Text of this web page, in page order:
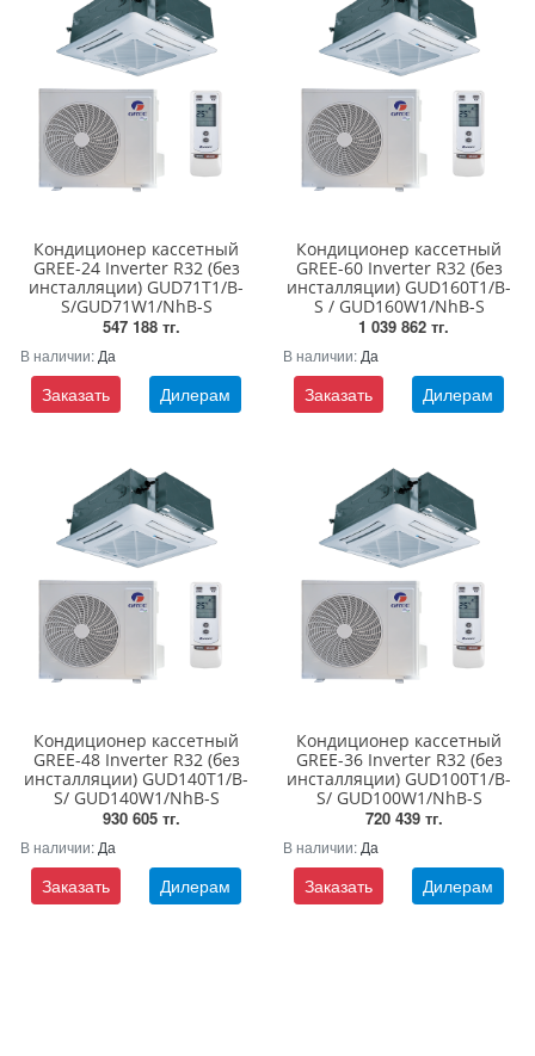
Кондиционер кассетный
GREE-24 Inverter R32 (без
инсталляции) GUD71T1/B-
S/GUD71W1/NhB-S
547 188 тг.
В наличии: Да
Заказать Дилерам
Кондиционер кассетный
GREE-60 Inverter R32 (без
инсталляции) GUD160T1/B-
S / GUD160W1/NhB-S
1 039 862 тг.
В наличии: Да
Заказать Дилерам
Кондиционер кассетный
GREE-48 Inverter R32 (без
инсталляции) GUD140T1/B-
S/ GUD140W1/NhB-S
930 605 тг.
В наличии: Да
Заказать Дилерам
Кондиционер кассетный
GREE-36 Inverter R32 (без
инсталляции) GUD100T1/B-
S/ GUD100W1/NhB-S
720 439 тг.
В наличии: Да
Заказать Дилерам